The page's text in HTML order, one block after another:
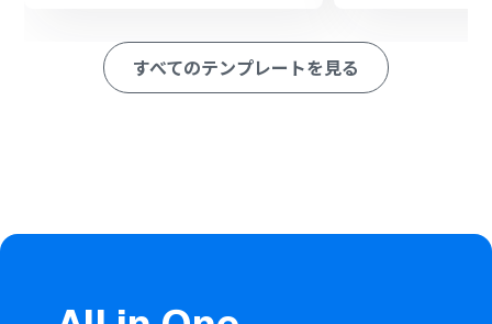
このワークフローを利用する前に、SlackとNotionのアカ
ウントをYoomのマイアプリへそれぞれ連携設定を行って
ください。
登録したいデータベースや、どのプロパティにどの情報を
Slack、NotionのそれぞれとYoomを連携してください。
すべてのテンプレートを見る